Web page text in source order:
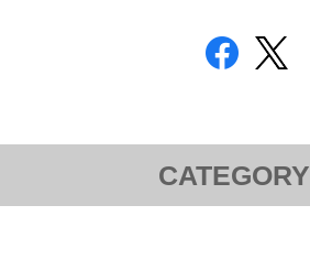
CATEGORY
Ledger TREZOR セミナー